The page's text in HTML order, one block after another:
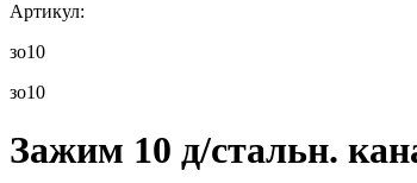
Артикул:
зо10
зо10
Зажим 10 д/стальн.